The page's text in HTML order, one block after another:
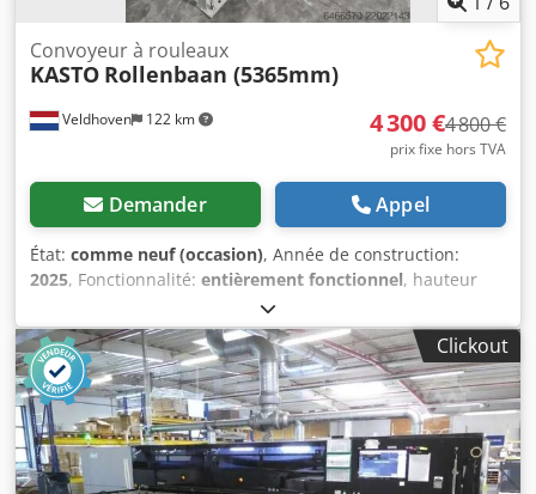
Veldhoven 122 km
Convoyeur à rouleaux
KASTO Rollenbaan (5365mm)
4 300 €4 800 €
prix fixe hors TVA
Demander Appel
État: comme neuf (occasion), Année de construction:
2025, Fonctionnalité: entièrement fonctionnel, hauteur
, hauteur de la table:
rouleaux d’alimentation (Original KASTO) Longueur : 5365
mm Type : RB 3.0 Nombre de rouleaux : 13 Diamètre des
rouleaux : 90 mm Largeur utile : 660 mm Rouleaux latéraux
verticaux : 7 (hauteur 280 mm) Protection contre le
roulement : 7 (hauteur 60 mm) Dkodpfx Aszab U Ujnlor
Capacité de charge : 3000 kg/m Modèle de démonstration
Valeur d’achat neuf : 10.810 €
Clickout